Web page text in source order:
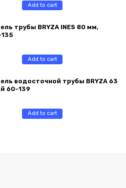
Add to cart
трубы BRYZA INES 80 мм,
Add to cart
водосточной трубы BRYZA 63
60-139
Add to cart